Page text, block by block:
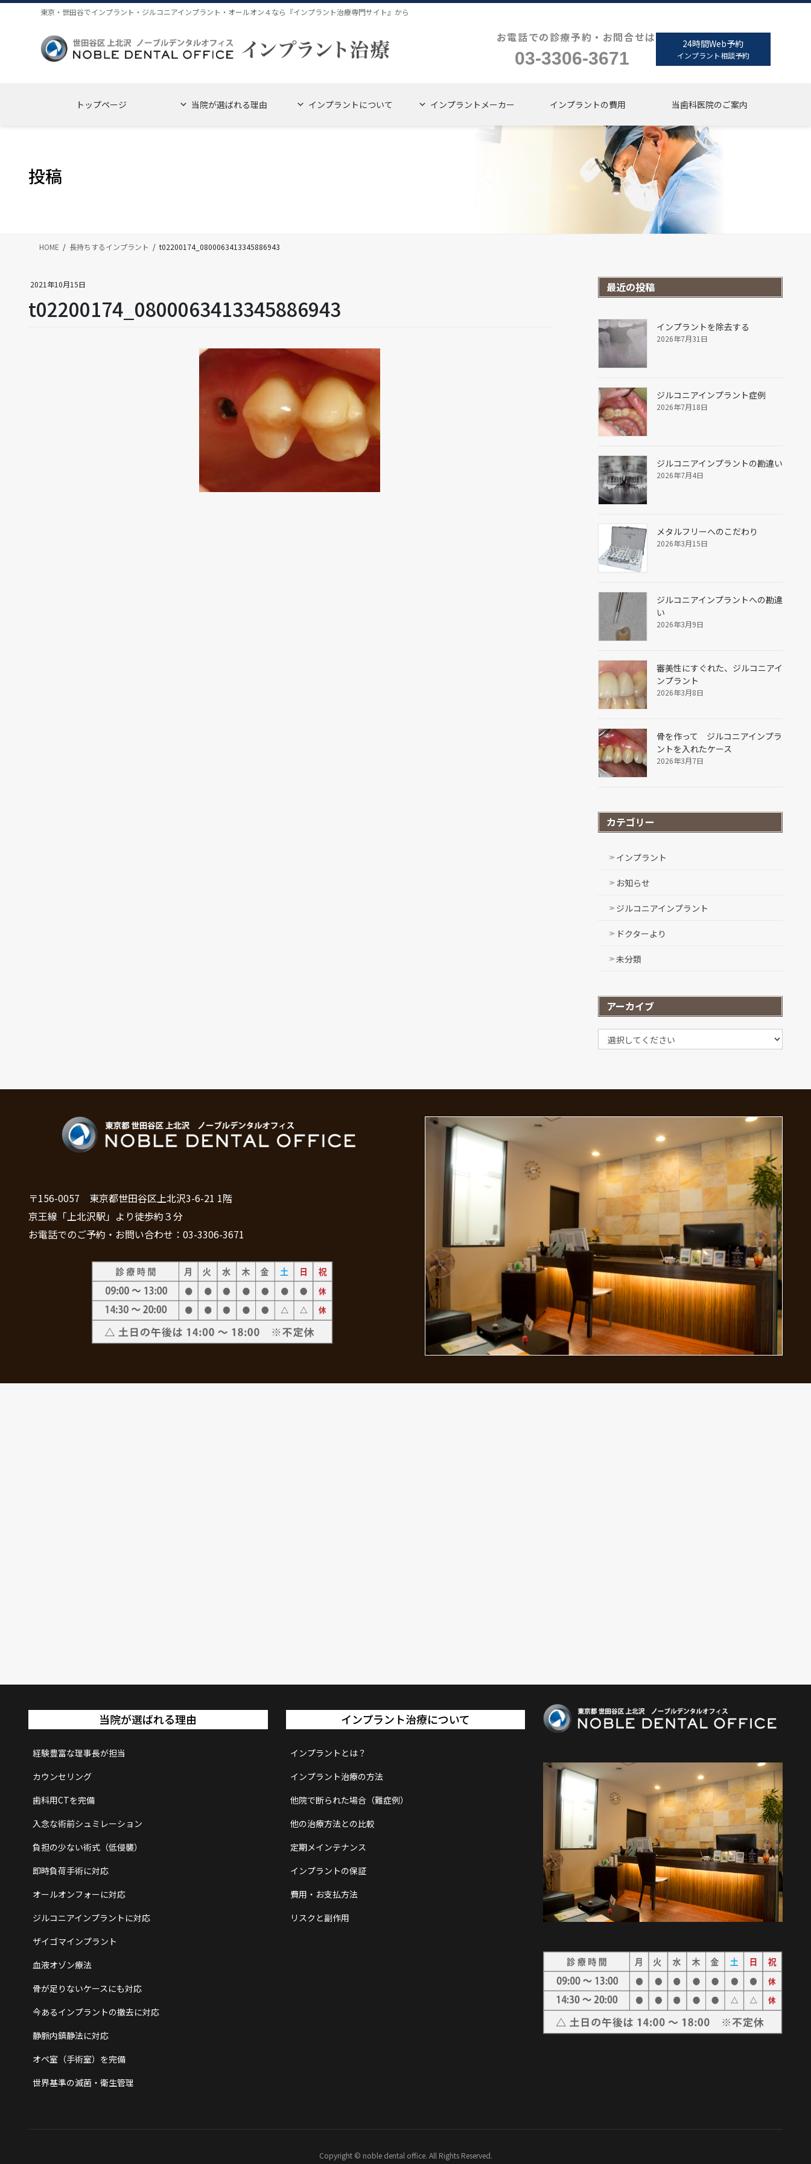
コ
ナ
東京・世田谷でインプラント・ジルコニアインプラント・オールオン４なら『インプラント治療専門サイト』から
お電話での診療予約・お問合せは
03-3306-3671
24時間Web予約
インプラント相談予約
トップページ 当院が選ばれる理由 インプラントについて インプラントメーカー インプラントの費用 当歯科医院のご案内
投稿
HOME 長持ちするインプラント t02200174_0800063413345886943
2021年10月15日
t02200174_0800063413345886943
最近の投稿
インプラントを除去する
2026年7月31日
ジルコニアインプラント症例
2026年7月18日
ジルコニアインプラントの勘違い
2026年7月4日
メタルフリーへのこだわり
2026年3月15日
ジルコニアインプラントへの勘違
い
2026年3月9日
審美性にすぐれた、ジルコニアイ
ンプラント
2026年3月8日
骨を作って ジルコニアインプラ
ントを入れたケース
2026年3月7日
カテゴリー
インプラント
お知らせ
ジルコニアインプラント
ドクターより
未分類
アーカイブ
〒156-0057 東京都世田谷区上北沢3-6-21 1階
京王線「上北沢駅」より徒歩約３分
お電話でのご予約・お問い合わせ：03-3306-3671
当院が選ばれる理由
経験豊富な理事長が担当
カウンセリング
歯科用CTを完備
入念な術前シュミレーション
負担の少ない術式（低侵襲）
即時負荷手術に対応
オールオンフォーに対応
ジルコニアインプラントに対応
ザイゴマインプラント
血液オゾン療法
骨が足りないケースにも対応
今あるインプラントの撤去に対応
静脈内鎮静法に対応
オペ室（手術室）を完備
世界基準の滅菌・衛生管理
インプラント治療について
インプラントとは？
インプラント治療の方法
他院で断られた場合（難症例）
他の治療方法との比較
定期メインテナンス
インプラントの保証
費用・お支払方法
リスクと副作用
Copyright © noble dental office. All Rights Reserved.